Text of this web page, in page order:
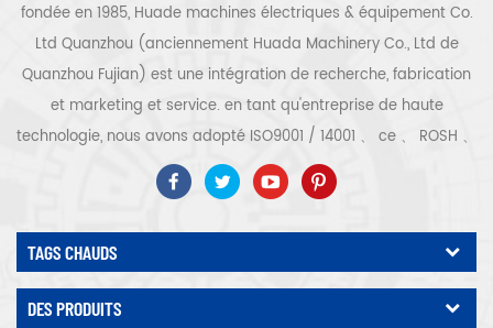
fondée en 1985, Huade machines électriques & équipement Co.
Ltd Quanzhou (anciennement Huada Machinery Co., Ltd de
Quanzhou Fujian) est une intégration de recherche, fabrication
et marketing et service. en tant qu'entreprise de haute
technologie, nous avons adopté ISO9001 / 14001 、 ce 、 ROSH 、
ETL 、 CQC 、 certification de qualité et de sécurité ccc,
certification d'entreprise de haute technologie, etc. que 300
types de compresseurs d'air pour être un expert de l'industrie
Notre entreprise a accumulé plus de 30 ans d'expérience de le
moulage de pièces avant tout pour les récipients sous pression,
le moteur électrique, le traitement et le montage de pièces de
TAGS CHAUDS
DES PRODUITS